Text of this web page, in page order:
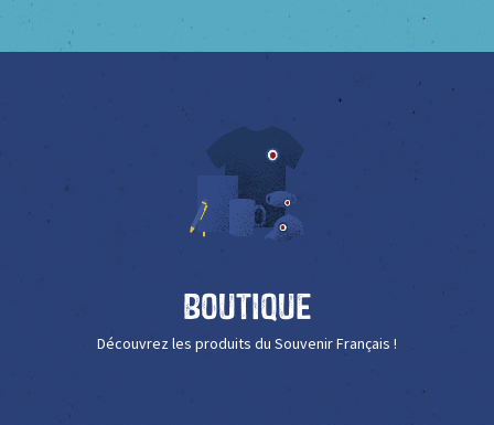
Boutique
Découvrez les produits du Souvenir Français !